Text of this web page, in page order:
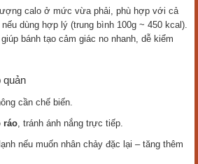
calo ở mức vừa phải, phù hợp với cả
dùng hợp lý (trung bình 100g ~ 450 kcal).
bánh tạo cảm giác no nhanh, dễ kiểm
quản
cần chế biến.
ráo, tránh ánh nắng trực tiếp.
nếu muốn nhân chảy đặc lại – tăng thêm